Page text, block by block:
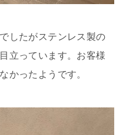
したがステンレス製の
立っています。お客様
かったようです。